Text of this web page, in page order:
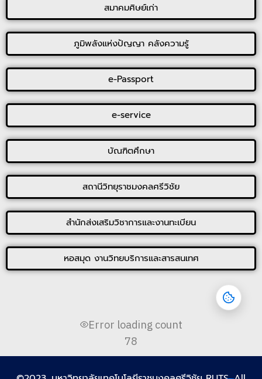
สมาคมศิษย์เก่า
ภูมิพลังแห่งปัญญา คลังความรู้
e-Passport
e-service
บัณฑิตศึกษา
สถานีวิทยุราชมงคลศรีวิชัย
สำนักส่งเสริมวิชาการและงานทะเบียน
หอสมุด งานวิทยบริการและสารสนเทศ
Error loading count
78